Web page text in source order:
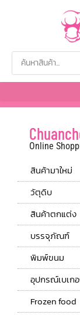
Online
สินค้ามาใหม่
วัตุดิบ
สินค้าตกแต่ง
บรรจุภัณฑ์
พิมพ์ขนม
อุปกรณ์เบเก
Frozen food